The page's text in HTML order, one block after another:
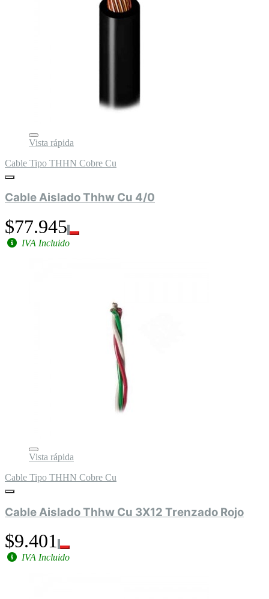
Vista rápida
Cable Tipo THHN Cobre Cu
Cable Aislado Thhw Cu 4/0
$77.945
IVA Incluido
Vista rápida
Cable Tipo THHN Cobre Cu
Cable Aislado Thhw Cu 3X12 Trenzado Rojo
$9.401
IVA Incluido